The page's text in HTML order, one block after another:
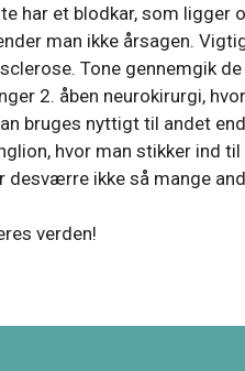
har et blodkar, som ligger
man ikke årsagen.
Tone gennemgik
2. åben neurokirurgi,
bruges nyttigt til andet
hvor man stikker ind til
desværre ikke så mange
verden!